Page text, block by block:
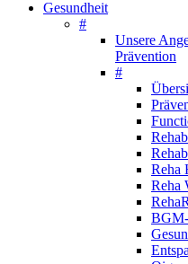
Gesundheit
#
Unsere
Prävention
#
Reha
Reha